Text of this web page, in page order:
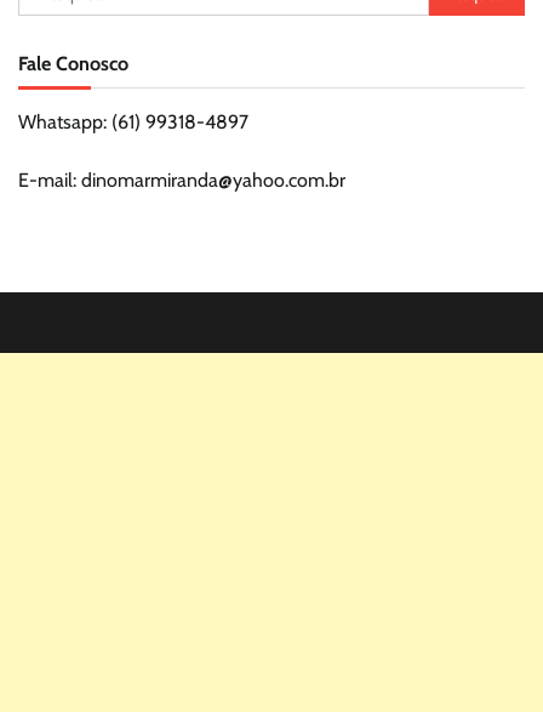
por:
Fale Conosco
Whatsapp: (61) 99318-4897
E-mail: dinomarmiranda@yahoo.com.br